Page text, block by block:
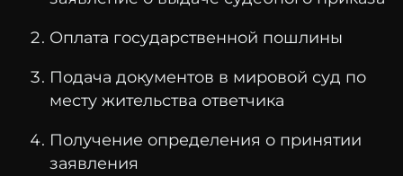
Оплата государственной пошлины
Подача документов в мировой суд по
месту жительства ответчика
Получение определения о принятии
заявления